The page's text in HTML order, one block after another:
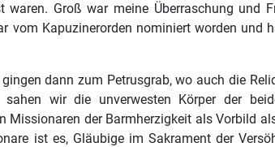
waren. Groß war meine Überraschung und
vom Kapuzinerorden nominiert worden
dann zum Petrusgrab, wo auch die
sahen wir die unverwesten Körper der
der Barmherzigkeit als Vorbild
ist es, Gläubige im Sakrament der